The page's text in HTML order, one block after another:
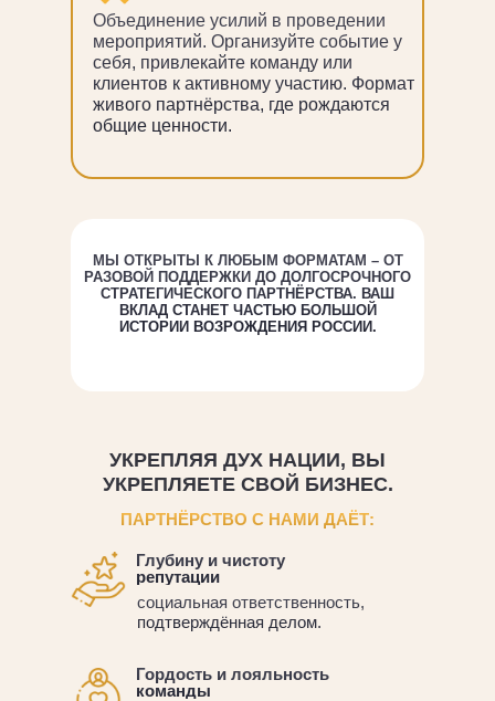
МЫ ОТКРЫТЫ К ЛЮБЫМ ФОРМАТАМ – ОТ
РАЗОВОЙ ПОДДЕРЖКИ ДО ДОЛГОСРОЧНОГО
СТРАТЕГИЧЕСКОГО ПАРТНЁРСТВА. ВАШ
ВКЛАД СТАНЕТ ЧАСТЬЮ БОЛЬШОЙ
ИСТОРИИ ВОЗРОЖДЕНИЯ РОССИИ.
Объединение усилий в проведении
мероприятий. Организуйте событие у
себя, привлекайте команду или
клиентов к активному участию. Формат
живого партнёрства, где рождаются
общие ценности.
Глубину и чистоту
репутации
социальная ответственность,
подтверждённая делом.
Гордость и лояльность
команды
ПАРТНЁРСТВО С НАМИ ДАЁТ:
УКРЕПЛЯЯ ДУХ НАЦИИ, ВЫ
УКРЕПЛЯЕТЕ СВОЙ БИЗНЕС.